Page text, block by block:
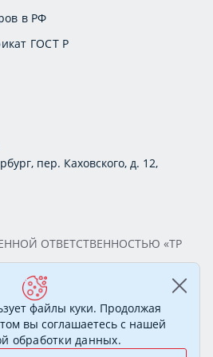
в РФ
ГОСТ Р
пер. Каховского, д. 12,
ОТВЕТСТВЕННОСТЬЮ «ТР
г. Санкт-Петербург, пер.
помещение 22-Н
ОГРН 1177847388894
директор: Соколова Алёна
файлы куки. Продолжая
вы соглашаетесь с нашей
обработки данных.